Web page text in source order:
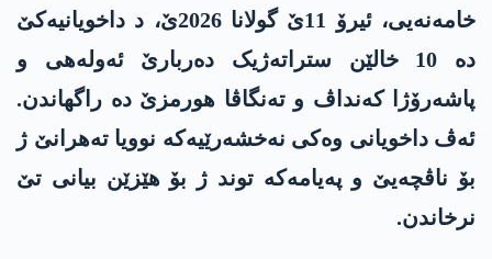
خامەنەیی، ئیرۆ 11ێ گولانا 2026ێ، د داخویانیەکێ
دە 10 خالێن ستراتەژیک دەربارێ ئەولەھی و
پاشەرۆژا کەنداڤ و تەنگاڤا ھورمزێ دە راگھاندن.
ئەڤ داخویانی وەکی نەخشەرێیەکە نوویا تەھرانێ ژ
بۆ ناڤچەیێ و پەیامەکە توند ژ بۆ ھێزێن بیانی تێ
نرخاندن.